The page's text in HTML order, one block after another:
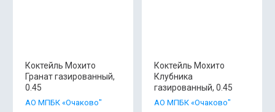
Коктейль Мохито
Гранат газированный,
0.45
АО МПБК «Очаково"
Коктейль Мохито
Клубника
газированный, 0.45
АО МПБК «Очаково"